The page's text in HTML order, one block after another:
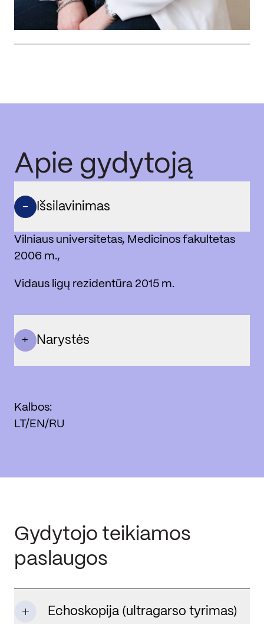
Apie gydytoją
- Išsilavinimas
Vilniaus universitetas, Medicinos fakultetas
2006 m.,
Vidaus ligų rezidentūra 2015 m.
+ Narystės
Kalbos:
LT/EN/RU
Gydytojo teikiamos
paslaugos
Echoskopija (ultragarso tyrimas)